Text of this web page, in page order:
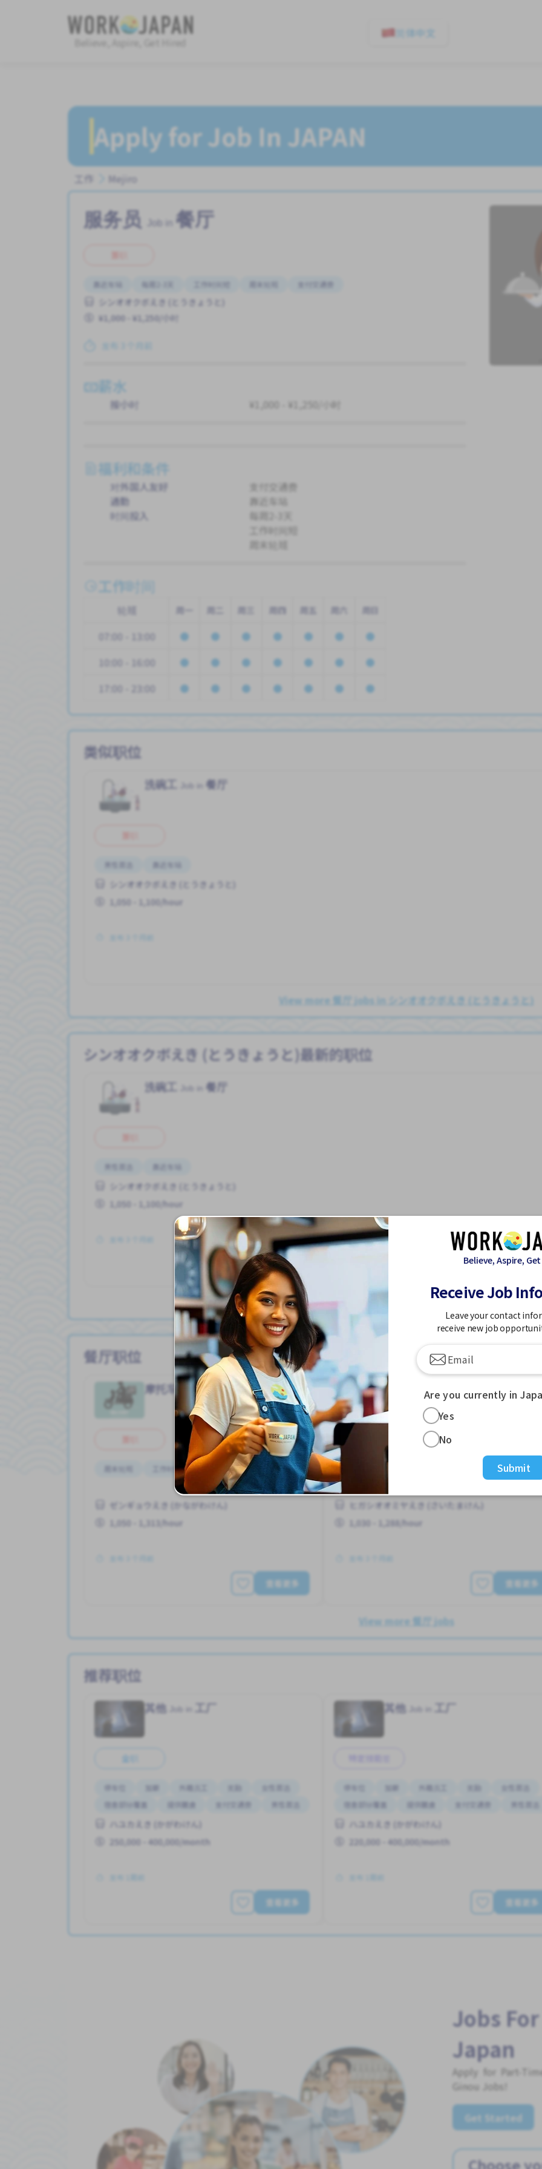
Believe, Aspire, Get Hired
简体中文
Apply for Job In JAPAN
工作 Mejiro
服务员 餐厅
靠近车站 每周2-3天 周末轮班 支付交通费
シンオオクボえき (とうきょうと)
¥1,000 - ¥1,250/小时
发布 3 个月前
薪水
按小时 ¥1,000 - ¥1,250/小时
福利和条件
对外国人友好
支付交通费
通勤
靠近车站
时间投入
每周2-3天
工作时间短
周末轮班
工作时间
轮班 周一 周二 周三 周四 周五 周六 周日
07:00 - 13:00
10:00 - 16:00
17:00 - 23:00
类似职位
洗碗工 餐厅
兼职
男性首选 靠近车站
シンオオクボえき (とうきょうと)
1,050 - 1,100/hour
View more 餐厅 jobs in シンオオクボえき (とうきょうと)
シンオオクボえき (とうきょうと)最新的职位
洗碗工 餐厅
兼职
男性首选 靠近车站
シンオオクボえき (とうきょうと)
1,050 - 1,100/hour
View more Jobs in シンオオクボえき (とうきょうと)
餐厅职位
摩托车配送Job in餐厅
周末轮班 工作时间短 无经验要求 每周2-3天
ゼンギョウえき (かながわけん)
1,050 - 1,313/hour
查看更多
摩托车配送
每周2-3天
ヒガシオオミヤえき (さいたまけん)
1,030 - 1,288/hour
查看更多
View more 餐厅 jobs
推荐职位
工厂
全职
停车位 加薪 外籍员工 奖励
宿舍部分覆盖
提供膳食 支付交通费 男性首选
ハユカえき (かがわけん)
250,000 - 400,000/month
查看更多
工厂
停车位 加薪 外籍员工 奖励
宿舍部分覆盖
提供膳食 支付交通费 男性首选
ハユカえき (かがわけん)
220,000 - 400,000/month
查看更多
Jobs
Japan
Apply for Part-
Ginou Jobs!
Get Started
Believe, Aspire,
Receive Job
Leave your contact
receive new job
Are you currently in
Yes
No
Submit